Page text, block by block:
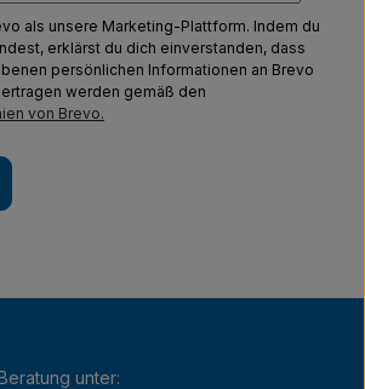
als unsere Marketing-Plattform. Indem du
erklärst du dich einverstanden, dass
persönlichen Informationen an Brevo
werden gemäß den
von Brevo.
unter: